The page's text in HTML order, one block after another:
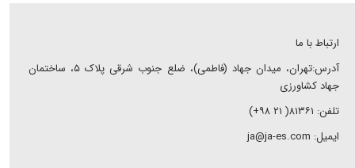
ارتباط با ما
آدرس:تهران، میدان جهاد (فاطمی)، ضلع جنوب شرقی پلاک ۵، ساختمان
جهاد کشاورزی
تلفن: ۸۱۳۶۱( ۲۱ ۹۸+)
ایمیل: ja@ja-es.com